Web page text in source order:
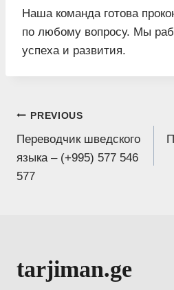
Наша команда готова
по любому вопросу. Мы
успеха и развития.
Post
navigation
PREVIOUS
Переводчик шведского
языка – (+995) 577 546
577
tarjiman.ge